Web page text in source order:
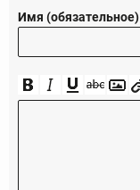
Имя (обязательное)